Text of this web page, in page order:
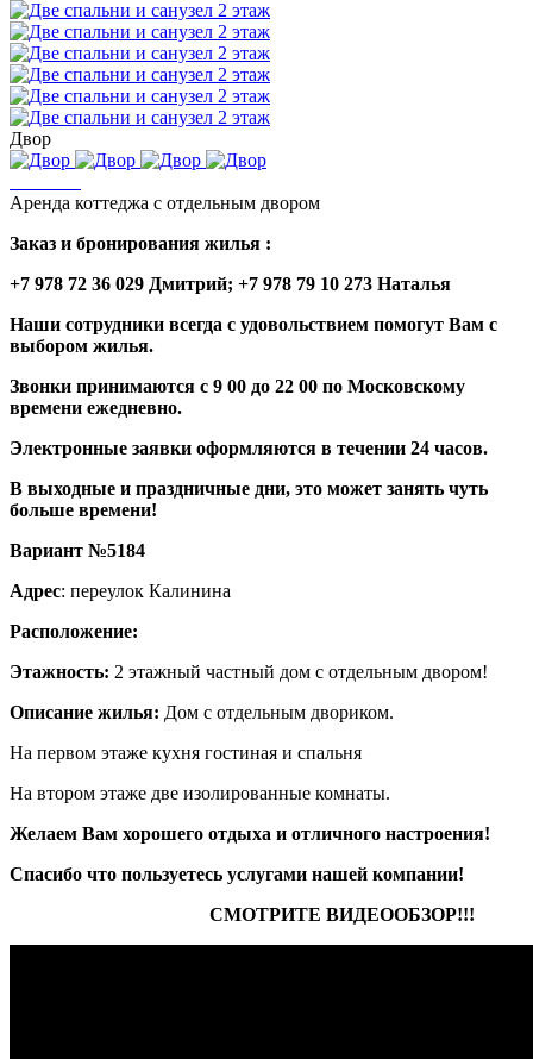
Двор
Аренда коттеджа с отдельным двором
Заказ и бронирования жилья :
+7 978 72 36 029 Дмитрий; +7 978 79 10 273 Наталья
Наши сотрудники всегда с удовольствием помогут Вам с
выбором жилья.
Звонки принимаются с 9 00 до 22 00 по Московскому
времени ежедневно.
Электронные заявки оформляются в течении 24 часов.
В выходные и праздничные дни, это может занять чуть
больше времени!
Вариант №5184
Адрес: переулок Калинина
Расположение:
Этажность: 2 этажный частный дом с отдельным двором!
Описание жилья: Дом с отдельным двориком.
На первом этаже кухня гостиная и спальня
На втором этаже две изолированные комнаты.
Желаем Вам хорошего отдыха и отличного настроения!
Спасибо что пользуетесь услугами нашей компании!
СМОТРИТЕ ВИДЕООБЗОР!!!